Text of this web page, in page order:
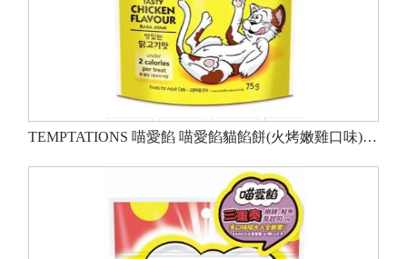
TEMPTATIONS 喵愛餡 喵愛餡貓餡餅(火烤嫩雞口味) 75g